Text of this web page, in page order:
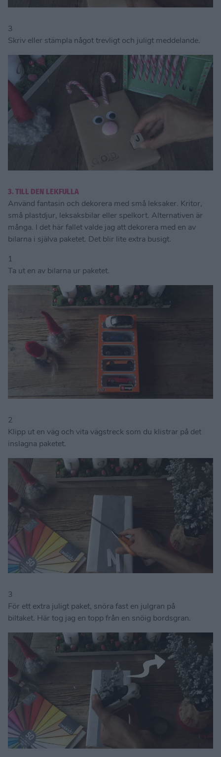
3
Skriv eller stämpla något trevligt och juligt meddelande.
3. TILL DEN LEKFULLA
Använd fantasin och dekorera med små leksaker. Kritor,
små plastdjur, leksaksbilar eller spelkort. Alternativen är
många. I det här fallet valde jag att dekorera med en av
bilarna i själva paketet. Det blir lite extra busigt.
1
Ta ut en av bilarna ur paketet.
2
Klipp ut en väg och vita vägstreck som du klistrar på det
inslagna paketet.
3
För ett extra juligt paket, snöra fast en julgran på
biltaket. Här tog jag en topp från en snöig bordsgran.